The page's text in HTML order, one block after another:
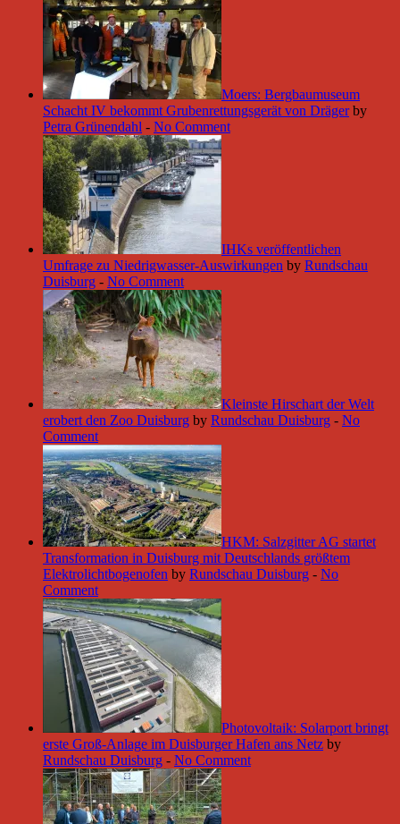
Moers: Bergbaumuseum
Schacht IV bekommt Grubenrettungsgerät von Dräger by
Petra Grünendahl - No Comment
IHKs veröffentlichen
Umfrage zu Niedrigwasser-Auswirkungen by Rundschau
Duisburg - No Comment
Kleinste Hirschart der Welt
erobert den Zoo Duisburg by Rundschau Duisburg - No
Comment
HKM: Salzgitter AG startet
Transformation in Duisburg mit Deutschlands größtem
Elektrolichtbogenofen by Rundschau Duisburg - No
Comment
Photovoltaik: Solarport bringt
erste Groß-Anlage im Duisburger Hafen ans Netz by
Rundschau Duisburg - No Comment